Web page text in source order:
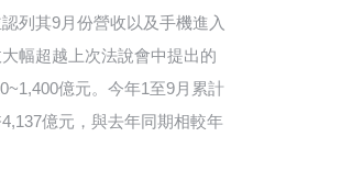
列其9月份營收以及手機進入
幅超越上次法說會中提出的
億元。今年1至9月累計
億元，與去年同期相較年